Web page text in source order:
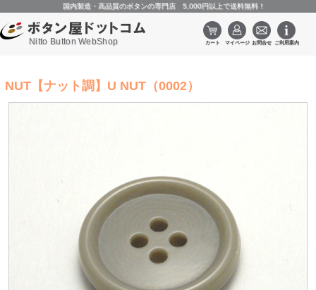
国内製造・高品質のボタンの専門店 5,000円以上で送料無料！
Nitto Button WebShop
NUT【ナット調】U NUT（0002）